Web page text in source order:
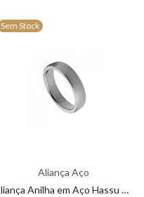
Sem Stock
Aliança Aço
Aliança Anilha em Aço Hassu 7HSS010148